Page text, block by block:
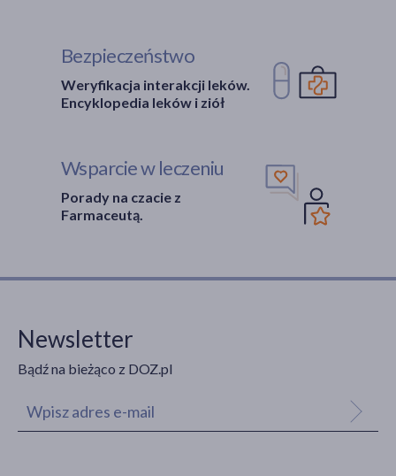
Bezpieczeństwo
Weryfikacja interakcji leków.
Encyklopedia leków i ziół
Wsparcie w leczeniu
Porady na czacie z
Farmaceutą.
Newsletter
Bądź na bieżąco z DOZ.pl